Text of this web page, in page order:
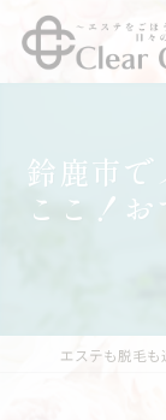
鈴鹿市で
ここ！